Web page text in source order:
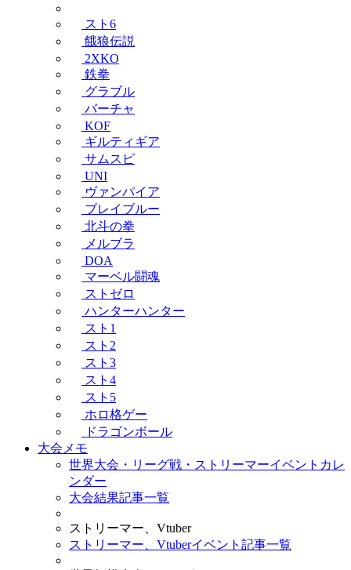
スト6
餓狼伝説
2XKO
鉄拳
グラブル
バーチャ
KOF
ギルティギア
サムスピ
UNI
ヴァンパイア
ブレイブルー
北斗の拳
メルブラ
DOA
マーベル闘魂
ストゼロ
ハンターハンター
スト1
スト2
スト3
スト4
スト5
ホロ格ゲー
ドラゴンボール
大会メモ
世界大会・リーグ戦・ストリーマーイベントカレ
ンダー
大会結果記事一覧
ストリーマー、Vtuber
ストリーマー、Vtuberイベント記事一覧